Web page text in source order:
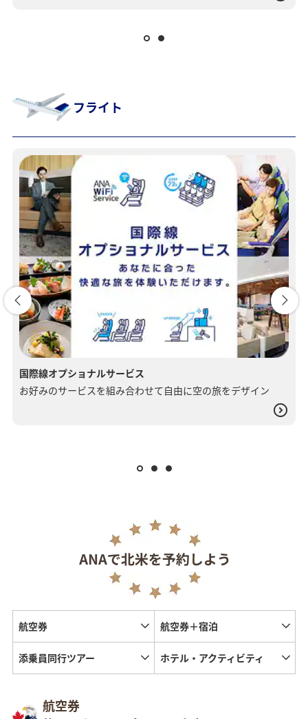
フライト
国際線オプショナルサービス
お好みのサービスを組み合わせて自由に空の旅をデザイン
航空券 航空券＋宿泊
添乗員同行ツアー ホテル・アクティビティ
航空券